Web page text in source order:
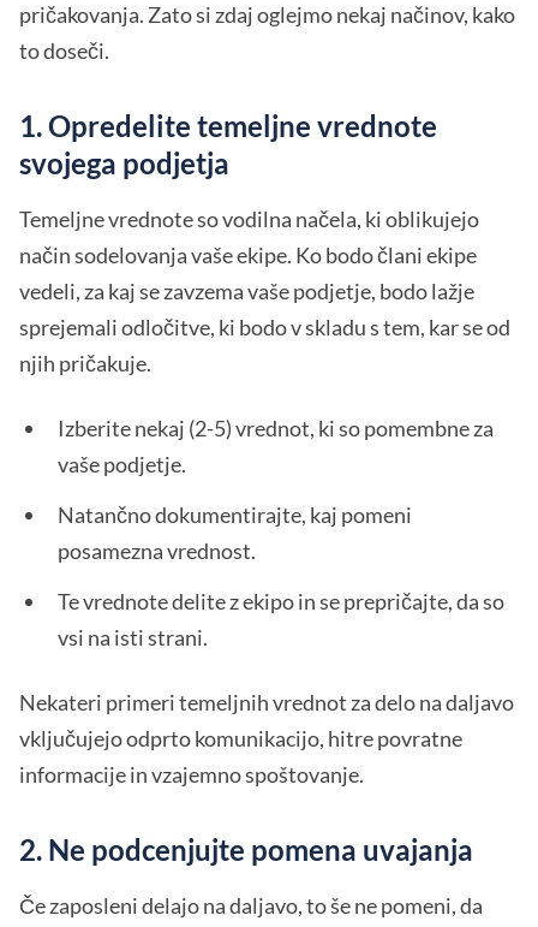
pričakovanja. Zato si zdaj oglejmo nekaj načinov, kako
to doseči.
1. Opredelite temeljne vrednote
svojega podjetja
Temeljne vrednote so vodilna načela, ki oblikujejo
način sodelovanja vaše ekipe. Ko bodo člani ekipe
vedeli, za kaj se zavzema vaše podjetje, bodo lažje
sprejemali odločitve, ki bodo v skladu s tem, kar se od
njih pričakuje.
Izberite nekaj (2-5) vrednot, ki so pomembne za
vaše podjetje.
Natančno dokumentirajte, kaj pomeni
posamezna vrednost.
Te vrednote delite z ekipo in se prepričajte, da so
vsi na isti strani.
Nekateri primeri temeljnih vrednot za delo na daljavo
vključujejo odprto komunikacijo, hitre povratne
informacije in vzajemno spoštovanje.
2. Ne podcenjujte pomena uvajanja
Če zaposleni delajo na daljavo, to še ne pomeni, da